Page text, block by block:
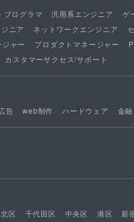
プログラマ 汎用系エンジニア ゲ
ニア ネットワークエンジニア
ャー プロダクトマネージャー
カスタマーサクセス/サポート
告 web制作 ハードウェア 金
北区 千代田区 中央区 港区 新